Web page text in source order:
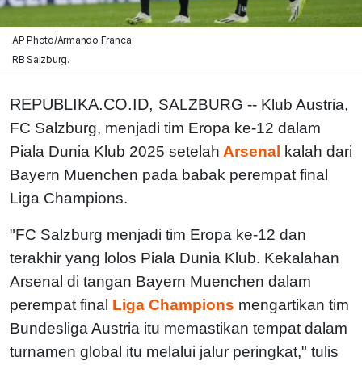
AP Photo/Armando Franca
RB Salzburg.
REPUBLIKA.CO.ID, SALZBURG -- Klub Austria,
FC Salzburg, menjadi tim Eropa ke-12 dalam
Piala Dunia Klub 2025 setelah Arsenal kalah dari
Bayern Muenchen pada babak perempat final
Liga Champions.
"FC Salzburg menjadi tim Eropa ke-12 dan
terakhir yang lolos Piala Dunia Klub. Kekalahan
Arsenal di tangan Bayern Muenchen dalam
perempat final Liga Champions mengartikan tim
Bundesliga Austria itu memastikan tempat dalam
turnamen global itu melalui jalur peringkat," tulis